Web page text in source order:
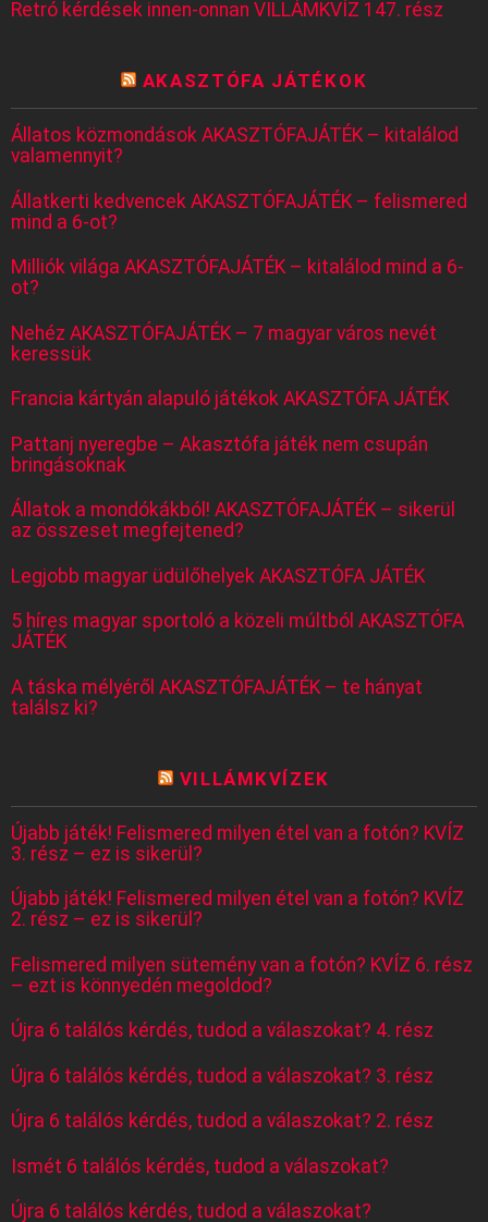
Retró kérdések innen-onnan VILLÁMKVÍZ 147. rész
AKASZTÓFA JÁTÉKOK
Állatos közmondások AKASZTÓFAJÁTÉK – kitalálod
valamennyit?
Állatkerti kedvencek AKASZTÓFAJÁTÉK – felismered
mind a 6-ot?
Milliók világa AKASZTÓFAJÁTÉK – kitalálod mind a 6-
ot?
Nehéz AKASZTÓFAJÁTÉK – 7 magyar város nevét
keressük
Francia kártyán alapuló játékok AKASZTÓFA JÁTÉK
Pattanj nyeregbe – Akasztófa játék nem csupán
bringásoknak
Állatok a mondókákból! AKASZTÓFAJÁTÉK – sikerül
az összeset megfejtened?
Legjobb magyar üdülőhelyek AKASZTÓFA JÁTÉK
5 híres magyar sportoló a közeli múltból AKASZTÓFA
JÁTÉK
A táska mélyéről AKASZTÓFAJÁTÉK – te hányat
találsz ki?
VILLÁMKVÍZEK
Újabb játék! Felismered milyen étel van a fotón? KVÍZ
3. rész – ez is sikerül?
Újabb játék! Felismered milyen étel van a fotón? KVÍZ
2. rész – ez is sikerül?
Felismered milyen sütemény van a fotón? KVÍZ 6. rész
– ezt is könnyedén megoldod?
Újra 6 találós kérdés, tudod a válaszokat? 4. rész
Újra 6 találós kérdés, tudod a válaszokat? 3. rész
Újra 6 találós kérdés, tudod a válaszokat? 2. rész
Ismét 6 találós kérdés, tudod a válaszokat?
Újra 6 találós kérdés, tudod a válaszokat?